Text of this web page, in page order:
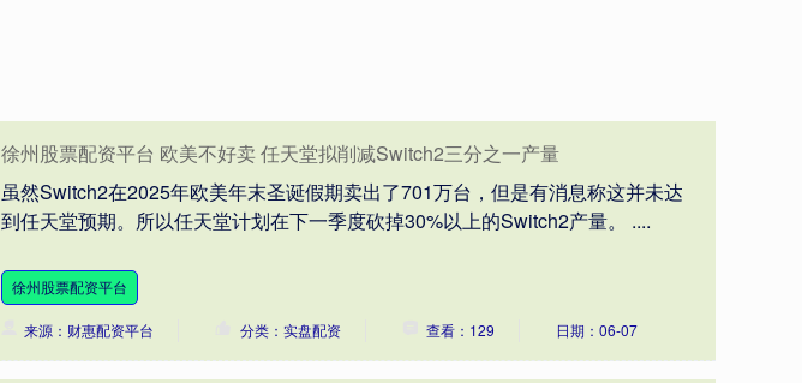
徐州股票配资平台 欧美不好卖 任天堂拟削减Switch2三分之一产量
虽然Switch2在2025年欧美年末圣诞假期卖出了701万台，但是有消息称这并未达
到任天堂预期。所以任天堂计划在下一季度砍掉30%以上的Switch2产量。 ....
徐州股票配资平台
来源：财惠配资平台 分类：实盘配资 查看：129 日期：06-07